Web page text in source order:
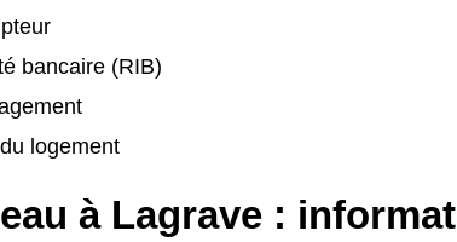
bancaire (RIB)
logement
à Lagrave :